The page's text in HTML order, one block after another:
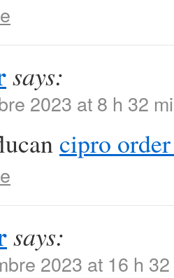
says:
2023 at 8 h 32
cipro
says:
2023 at 16 h